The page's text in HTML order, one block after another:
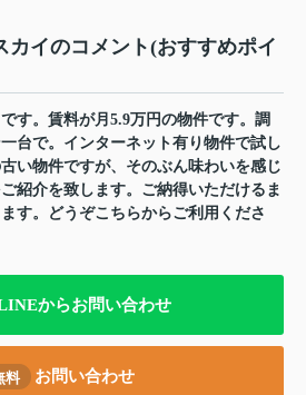
カイのコメント(おすすめポイ
す。賃料が月5.9万円の物件です。調
台で。インターネット有り物件で試し
い物件ですが、そのぶん味わいを感じ
紹介を致します。ご納得いただけるま
す。どうぞこちらからご利用くださ
からお問い合わせ
料 お問い合わせ